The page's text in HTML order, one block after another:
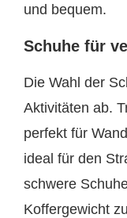
und bequem.
Schuhe für
Die Wahl der
Aktivitäten ab.
perfekt für
ideal für den
schwere
Koffergewicht